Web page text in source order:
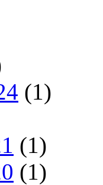
(1)
(1)
(1)